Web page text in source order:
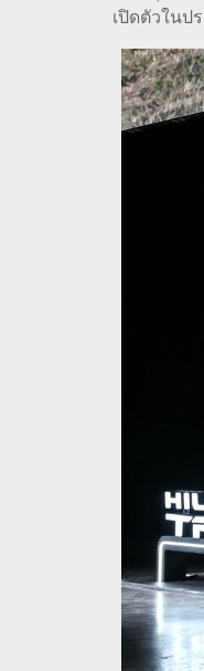
เปิดตัวในป